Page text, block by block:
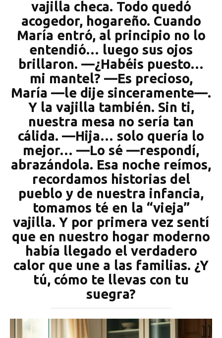
vajilla checa. Todo quedó
acogedor, hogareño. Cuando
María entró, al principio no lo
entendió… luego sus ojos
brillaron. —¿Habéis puesto…
mi mantel? —Es precioso,
María —le dije sinceramente—.
Y la vajilla también. Sin ti,
nuestra mesa no sería tan
cálida. —Hija… solo quería lo
mejor… —Lo sé —respondí,
abrazándola. Esa noche reímos,
recordamos historias del
pueblo y de nuestra infancia,
tomamos té en la “vieja”
vajilla. Y por primera vez sentí
que en nuestro hogar moderno
había llegado el verdadero
calor que une a las familias. ¿Y
tú, cómo te llevas con tu
suegra?